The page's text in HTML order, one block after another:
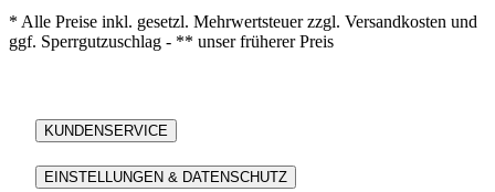
* Alle Preise inkl. gesetzl. Mehrwertsteuer zzgl. Versandkosten und
ggf. Sperrgutzuschlag - ** unser früherer Preis
KUNDENSERVICE
EINSTELLUNGEN & DATENSCHUTZ